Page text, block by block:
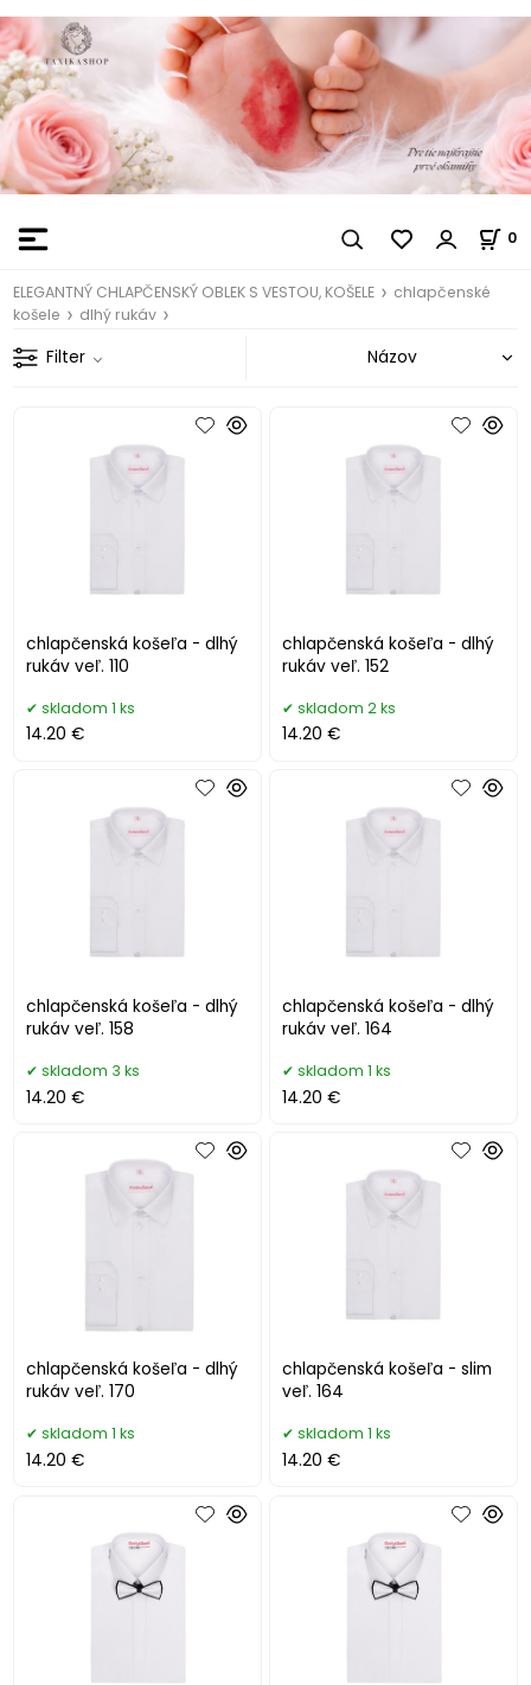
0
ELEGANTNÝ CHLAPČENSKÝ OBLEK S VESTOU, KOŠELE
chlapčenské
košele
dlhý rukáv
Filter
chlapčenská košeľa - dlhý
rukáv veľ. 110
skladom 1 ks
14.20 €
chlapčenská košeľa - dlhý
rukáv veľ. 152
skladom 2 ks
14.20 €
chlapčenská košeľa - dlhý
rukáv veľ. 158
skladom 3 ks
14.20 €
chlapčenská košeľa - dlhý
rukáv veľ. 164
skladom 1 ks
14.20 €
chlapčenská košeľa - dlhý
rukáv veľ. 170
skladom 1 ks
14.20 €
chlapčenská košeľa - slim
veľ. 164
skladom 1 ks
14.20 €